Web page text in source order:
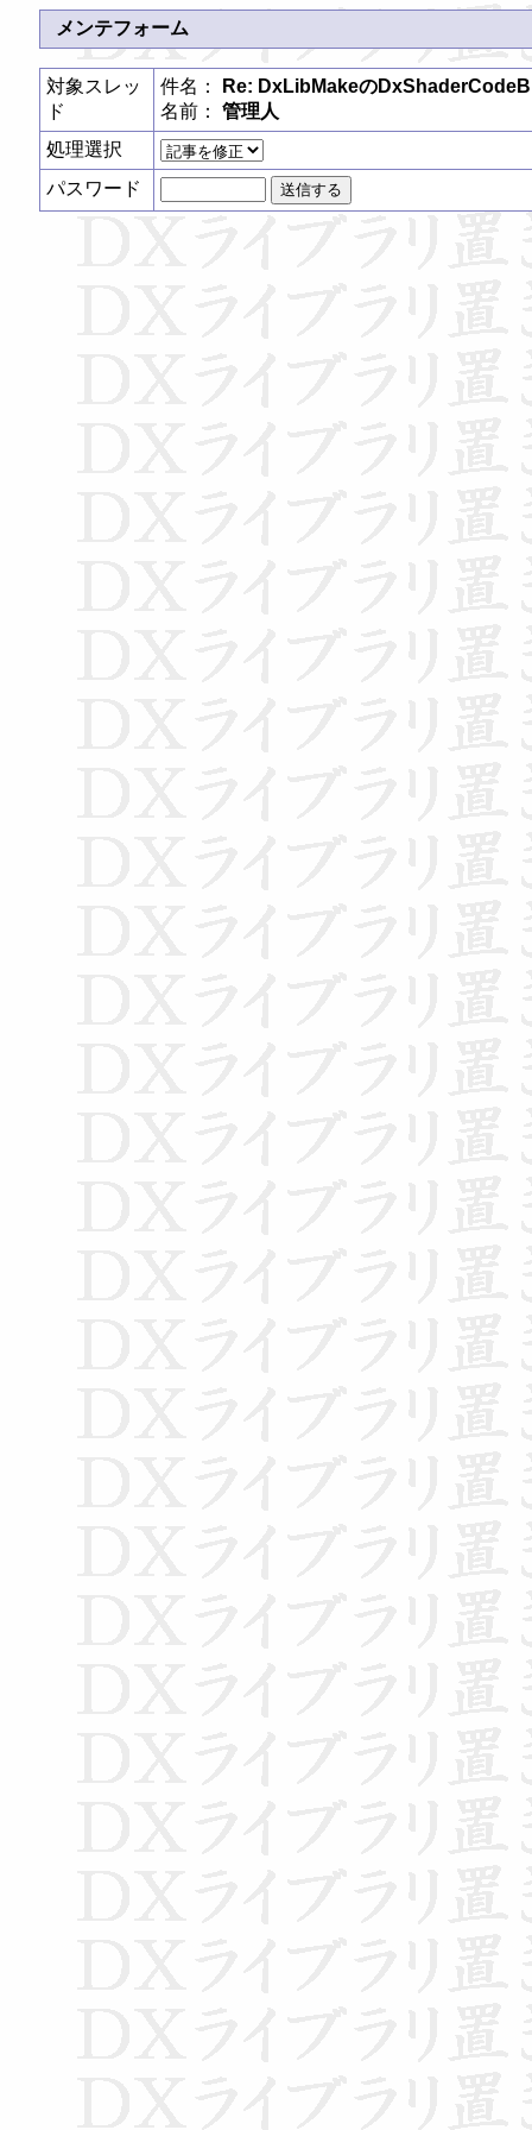
メンテフォーム
対象スレッ
ド
件名：
Re: DxLibMakeの
名前： 管理人
処理選択
パスワード